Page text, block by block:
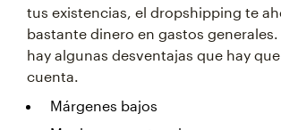
tus existencias, el dropshipping te
bastante dinero en gastos
hay algunas desventajas que hay
cuenta.
Márgenes bajos